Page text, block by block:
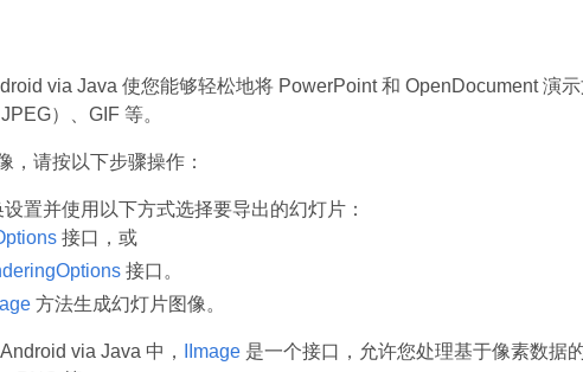
via Java 使您能够轻松地将 PowerPoint 和 OpenDocument 演
）、GIF 等。
，请按以下步骤操作：
置并使用以下方式选择要导出的幻灯片：
接口，或
接口。
方法生成幻灯片图像。
via Java 中， IImage是一个接口，允许您处理基于像素数据